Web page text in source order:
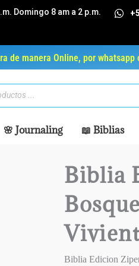
Domingo 8 am a 2 p.m.
de manera Online, por
🌸 Journaling 📖 Biblias
Biblia
Biblia Edicion